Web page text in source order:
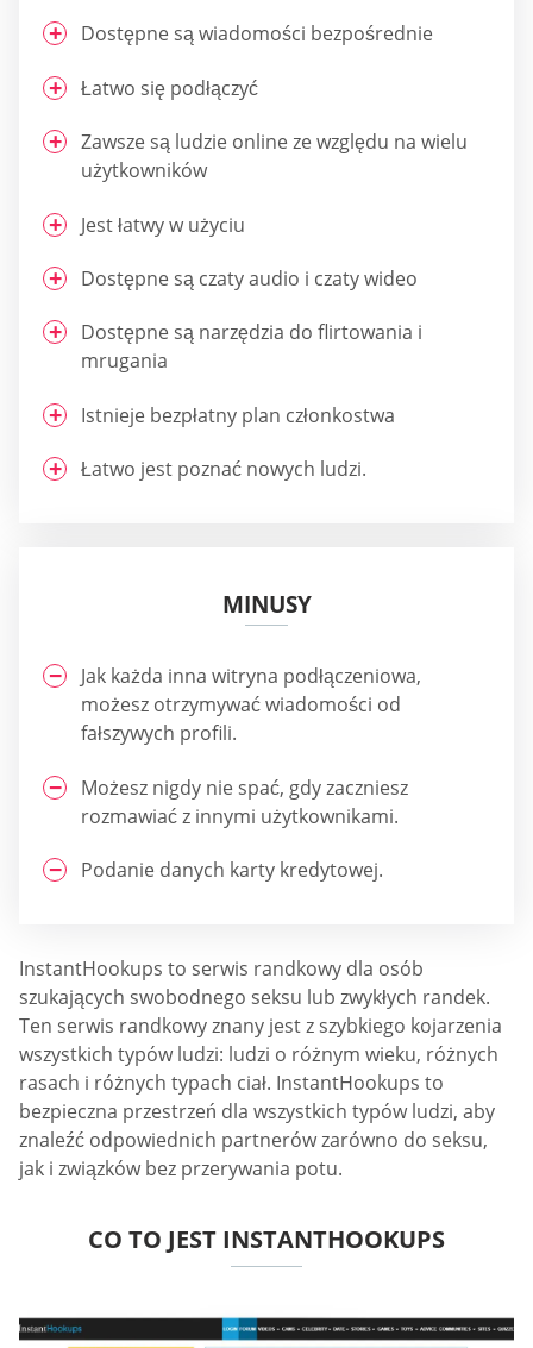
Dostępne są wiadomości bezpośrednie
Łatwo się podłączyć
Zawsze są ludzie online ze względu na wielu
użytkowników
Jest łatwy w użyciu
Dostępne są czaty audio i czaty wideo
Dostępne są narzędzia do flirtowania i
mrugania
Istnieje bezpłatny plan członkostwa
Łatwo jest poznać nowych ludzi.
MINUSY
Jak każda inna witryna podłączeniowa,
możesz otrzymywać wiadomości od
fałszywych profili.
Możesz nigdy nie spać, gdy zaczniesz
rozmawiać z innymi użytkownikami.
Podanie danych karty kredytowej.
InstantHookups to serwis randkowy dla osób
szukających swobodnego seksu lub zwykłych randek.
Ten serwis randkowy znany jest z szybkiego kojarzenia
wszystkich typów ludzi: ludzi o różnym wieku, różnych
rasach i różnych typach ciał. InstantHookups to
bezpieczna przestrzeń dla wszystkich typów ludzi, aby
znaleźć odpowiednich partnerów zarówno do seksu,
jak i związków bez przerywania potu.
CO TO JEST INSTANTHOOKUPS